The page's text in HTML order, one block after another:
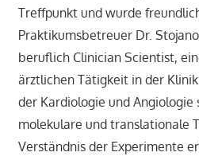
Treffpunkt und wurde
Praktikumsbetreuer Dr.
beruflich Clinician Scientist,
ärztlichen Tätigkeit in der
der Kardiologie und
molekulare und translationale
Verständnis der Experimente